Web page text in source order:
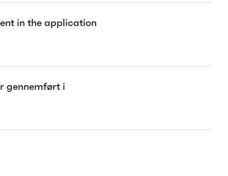
in the application
gennemført i